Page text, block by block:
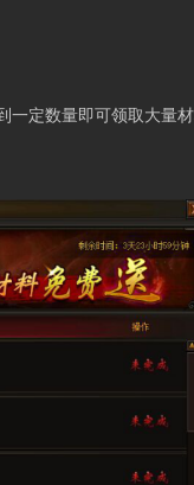
定数量即可领取大量